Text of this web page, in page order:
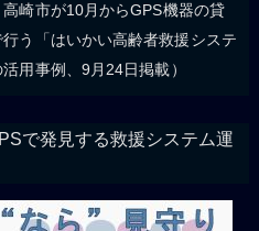
崎市が10月からGPS機器の貸
う「はいかい高齢者救援システ
用事例、9月24日掲載）
で発見する救援システム運